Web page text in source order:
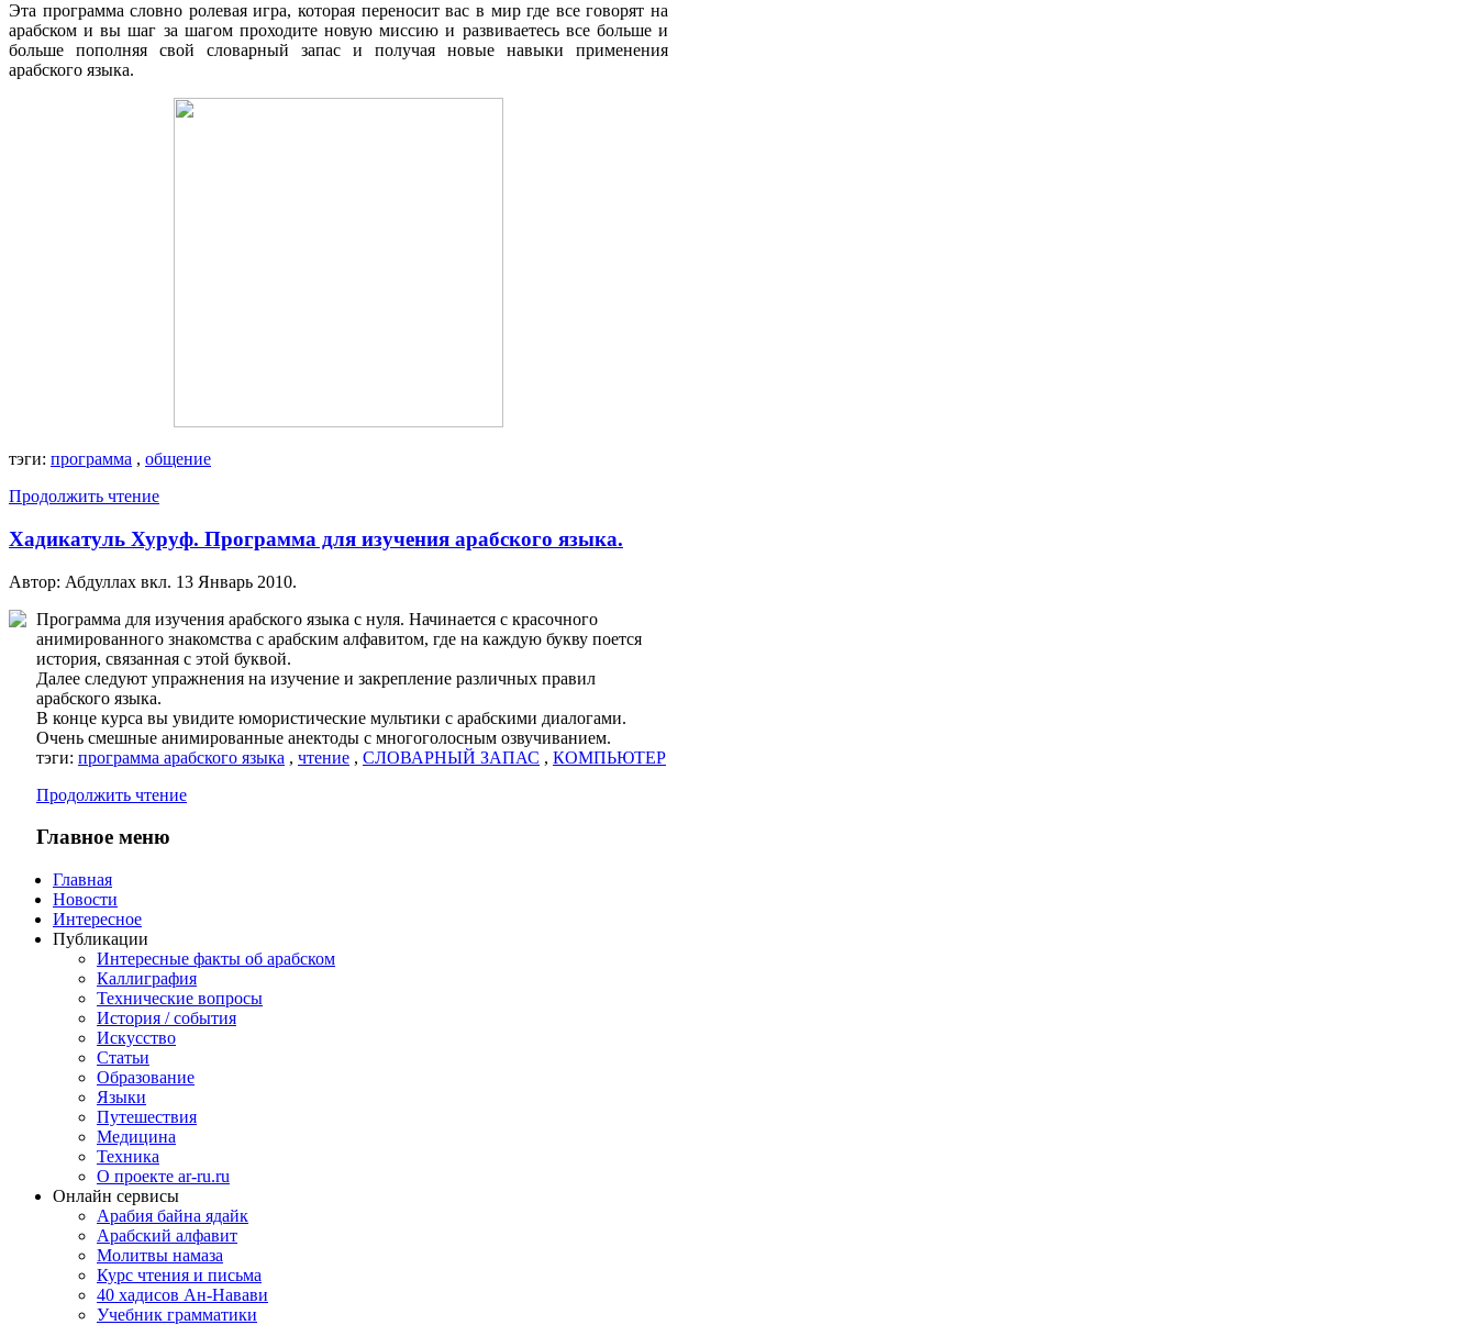
Эта программа словно ролевая игра, которая переносит вас в мир где все говорят на
арабском и вы шаг за шагом проходите новую миссию и развиваетесь все больше и
больше пополняя свой словарный запас и получая новые навыки применения
арабского языка.
тэги: программа , общение
Продолжить чтение
Хадикатуль Хуруф. Программа для изучения арабского языка.
Автор: Абдуллах вкл. 13 Январь 2010.
Программа для изучения арабского языка с нуля. Начинается с красочного
анимированного знакомства с арабским алфавитом, где на каждую букву поется
история, связанная с этой буквой.
Далее следуют упражнения на изучение и закрепление различных правил
арабского языка.
В конце курса вы увидите юмористические мультики с арабскими диалогами.
Очень смешные анимированные анектоды с многоголосным озвучиванием.
тэги: программа арабского языка , чтение , СЛОВАРНЫЙ ЗАПАС , КОМПЬЮТЕР
Продолжить чтение
Главное меню
Главная
Новости
Интересное
Публикации
Интересные факты об арабском
Каллиграфия
Технические вопросы
История / события
Искусство
Статьи
Образование
Языки
Путешествия
Медицина
Техника
О проекте ar-ru.ru
Онлайн сервисы
Арабия байна ядайк
Арабский алфавит
Молитвы намаза
Курс чтения и письма
40 хадисов Ан-Навави
Учебник грамматики